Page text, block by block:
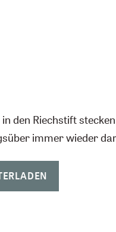
den Riechstift
immer wieder